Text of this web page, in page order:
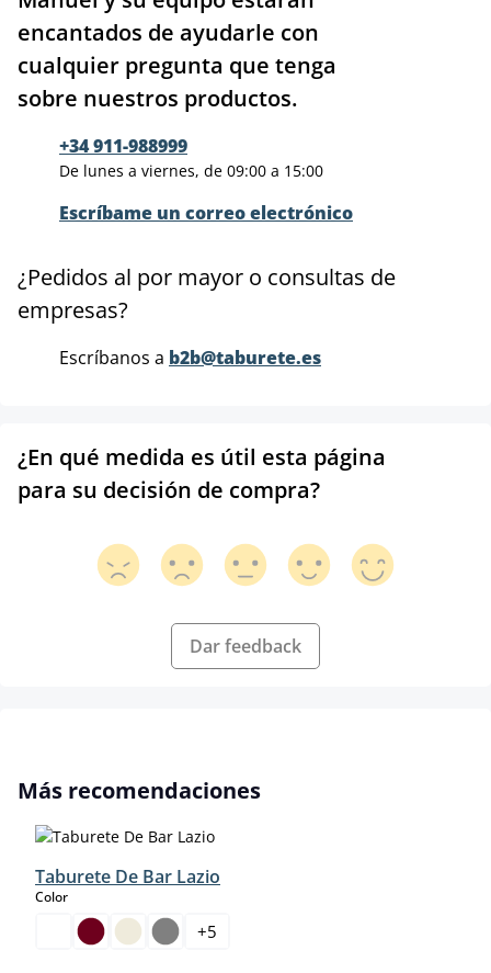
encantados de ayudarle con
cualquier pregunta que tenga
sobre nuestros productos.
+34 911-988999
De lunes a viernes, de 09:00 a 15:00
Escríbame un correo electrónico
¿Pedidos al por mayor o consultas de
empresas?
Escríbanos a b2b@taburete.es
¿En qué medida es útil esta página
para su decisión de compra?
Dar feedback
Omitir la galería de productos
Más recomendaciones
Taburete De Bar Lazio
Colorselect
+5